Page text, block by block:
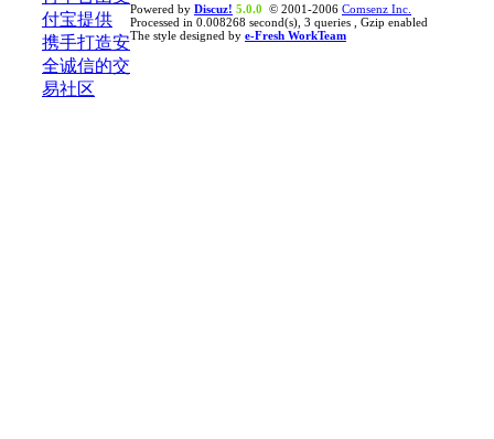
Powered by Discuz! 5.0.0 © 2001-2006 Comsenz Inc.
Processed in 0.008268 second(s), 3 queries , Gzip enabled
The style designed by e-Fresh WorkTeam